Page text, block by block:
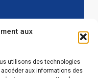
aux
utilisons des technologies
aux informations des
mois :